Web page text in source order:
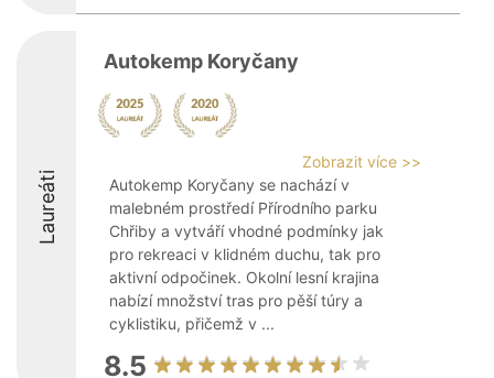
Laureáti
Autokemp Koryčany
Zobrazit více >>
Autokemp Koryčany se nachází v
malebném prostředí Přírodního parku
Chřiby a vytváří vhodné podmínky jak
pro rekreaci v klidném duchu, tak pro
aktivní odpočinek. Okolní lesní krajina
nabízí množství tras pro pěší túry a
cyklistiku, přičemž v ...
8.5